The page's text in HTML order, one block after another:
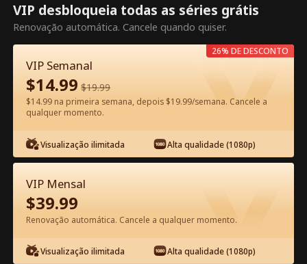
Este episódio é pago. Desbloqueie
para assistir.
60Desbloquear agora
Assista Grátis no App
VIP desbloqueia todas as séries grátis
Renovação automática. Cancele quando quiser.
VIP Semanal
$14.99 $19.99
$14.99 na primeira semana, depois $19.99/semana. Cancele a
qualquer momento.
Visualização ilimitada Alta qualidade (1080p)
26% DE DESCONTO
VIP Mensal
$39.99
Renovação automática. Cancele a qualquer momento.
Visualização ilimitada Alta qualidade (1080p)